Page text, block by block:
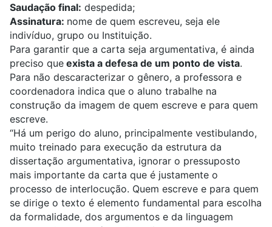
Saudação final: despedida;
Assinatura: nome de quem escreveu, seja ele
indivíduo, grupo ou Instituição.
Para garantir que a carta seja argumentativa, é ainda
preciso que exista a defesa de um ponto de vista.
Para não descaracterizar o gênero, a professora e
coordenadora indica que o aluno trabalhe na
construção da imagem de quem escreve e para quem
escreve.
“Há um perigo do aluno, principalmente vestibulando,
muito treinado para execução da estrutura da
dissertação argumentativa, ignorar o pressuposto
mais importante da carta que é justamente o
processo de interlocução. Quem escreve e para quem
se dirige o texto é elemento fundamental para escolha
da formalidade, dos argumentos e da linguagem